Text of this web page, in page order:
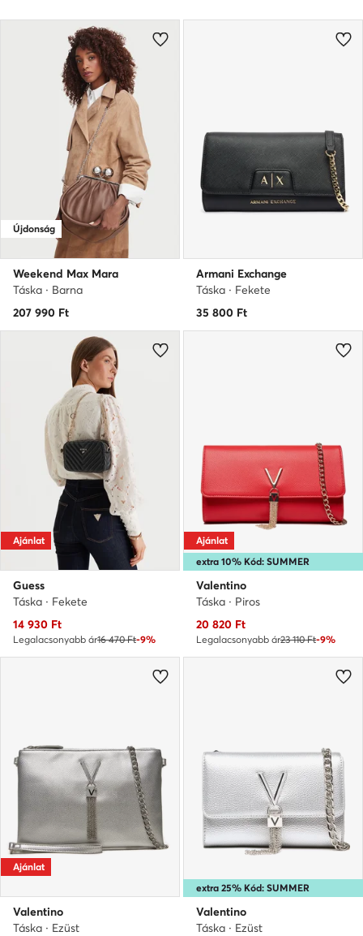
Újdonság
Weekend Max Mara
Táska · Barna
207 990 Ft
Armani Exchange
Táska · Fekete
35 800 Ft
Ajánlat
Guess
Táska · Fekete
Aktuális ár
14 930 Ft
Legalacsonyabb ár16 470 Ft-9%
extra 10% Kód: SUMMER
Ajánlat
Valentino
Táska · Piros
Aktuális ár
20 820 Ft
Legalacsonyabb ár23 110 Ft-9%
Ajánlat
Valentino
Táska · Ezüst
extra 25% Kód: SUMMER
Valentino
Táska · Ezüst